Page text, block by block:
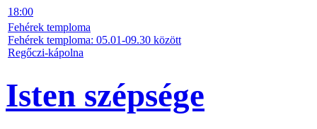
18:00
Fehérek temploma
Fehérek temploma: 05.01-09.30 között
Regőczi-kápolna
Isten szépsége